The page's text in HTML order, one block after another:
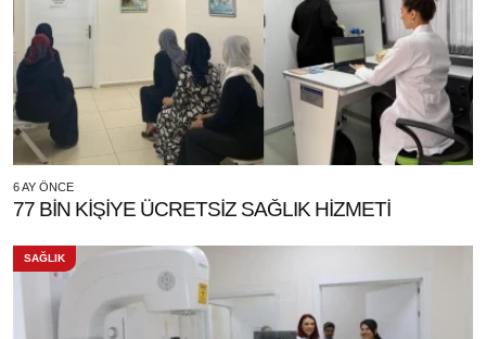
6 AY ÖNCE
77 BİN KİŞİYE ÜCRETSİZ SAĞLIK HİZMETİ
SAĞLIK